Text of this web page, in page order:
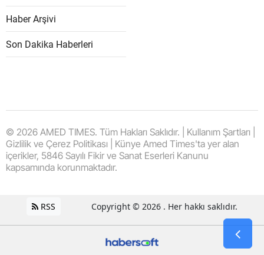
Haber Arşivi
Son Dakika Haberleri
© 2026 AMED TIMES. Tüm Hakları Saklıdır. | Kullanım Şartları |
Gizlilik ve Çerez Politikası | Künye Amed Times'ta yer alan
içerikler, 5846 Sayılı Fikir ve Sanat Eserleri Kanunu
kapsamında korunmaktadır.
RSS Copyright © 2026 . Her hakkı saklıdır.